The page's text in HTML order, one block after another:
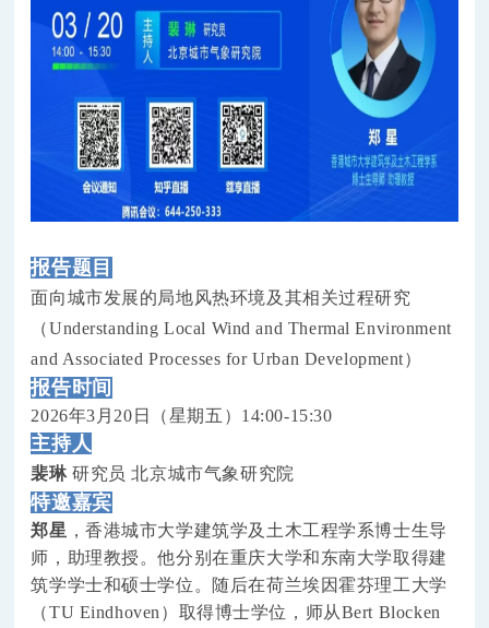
报告题 目
面向城市发展的局地风热环境及其相关过程研究
（Understanding Local Wind and Thermal Environment
and Associated Processes for Urban Development）
报告时间
2026年3月20 日 （星期五） 1 4:00-1 5:30
主持人
裴琳 研究员北京城市气象研究院
特邀嘉宾
郑星 ，香港城市大学建筑学及土木工程学系博士生导
师，助理教授。他分别在重庆大学和东南大学取得建
筑学学士和硕士学位。随后在荷兰埃因霍芬理工大学
（TU Eindhoven）取得博士学位，师从Bert Blocken